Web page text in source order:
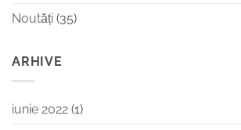
Noutăți (35)
ARHIVE
iunie 2022 (1)